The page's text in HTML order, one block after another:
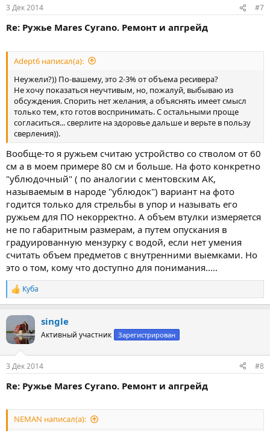
3 Дек 2014 #7
Re: Ружье Mares Cyrano. Ремонт и апгрейд
Adept6 написал(а):
Неужели?)) По-вашему, это 2-3% от объема ресивера?
Не хочу показаться неучтивым, но, пожалуй, выбываю из
обсуждения. Спорить нет желания, а объяснять имеет смысл
только тем, кто готов воспринимать. С остальными проще
согласиться... сверлите на здоровье дальше и верьте в пользу
сверления)).
Вообще-то я ружьем считаю устройство со стволом от 60
см а в моем примере 80 см и больше. На фото конкретно
"ублюдочный" ( по аналогии с ментовским АК,
называемым в народе "ублюдок") вариант на фото
годится только для стрельбы в упор и называть его
ружьем для ПО некорректно. А объем втулки измеряется
не по габаритным размерам, а путем опускания в
градуированную мензурку с водой, если нет умения
считать объем предметов с внутренними выемками. Но
это о том, кому что доступно для понимания.....
Р
е
ц
и
Куба
single
Активный участник Зарегистрирован
3 Дек 2014 #8
Re: Ружье Mares Cyrano. Ремонт и апгрейд
NEMAN написал(а):